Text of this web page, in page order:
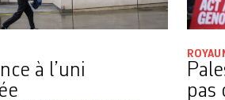
à l’uni
pas